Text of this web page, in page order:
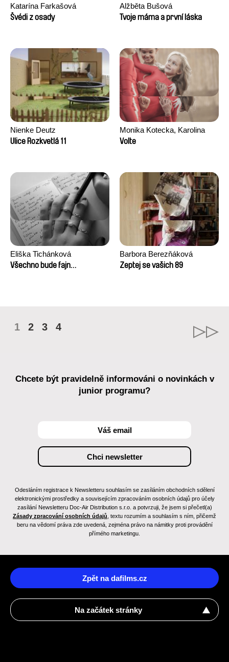
Katarína Farkašová
Švédi z osady
Alžběta Bušová
Tvoje máma a první láska
Nienke Deutz
Ulice Rozkvetlá 11
Monika Kotecka, Karolina
Poryzała
Volte
Eliška Tichánková
Všechno bude fajn…
Barbora Berezňáková
Zeptej se vašich 89
1 2 3 4
Chcete být pravidelně informováni o novinkách v
junior programu?
Odesláním registrace k Newsletteru souhlasím se zasíláním obchodních sdělení
elektronickými prostředky a souvisejícím zpracováním osobních údajů pro účely
zasílání Newsletteru Doc-Air Distribution s.r.o. a potvrzuji, že jsem si přečetl(a)
Zásady zpracování osobních údajů , textu rozumím a souhlasím s ním, přičemž
beru na vědomí práva zde uvedená, zejména právo na námitky proti provádění
přímého marketingu.
Zpět na dafilms.cz
Na začátek stránky